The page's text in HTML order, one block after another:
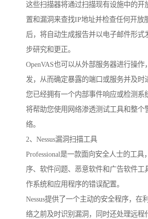
这些扫描器将通过扫描现有设施中的开
置和漏洞来查找IP地址并检查任何开放
后，将自动生成报告并以电子邮件形式
步研究和更正。
OpenVAS也可以从外部服务器进行操作
发，从而确定暴露的端口或服务并及时
您已经拥有一个内部事件响应或检测系
将帮助您使用网络渗透测试工具和整个
络。
2、Nessus漏洞扫描工具
Professional是一款面向安全人士的工具
序、软件问题、恶意软件和广告软件工
作系统和应用程序的错误配置。
Nessus提供了一个主动的安全程序，在
络之前及时识别漏洞，同时还处理远程